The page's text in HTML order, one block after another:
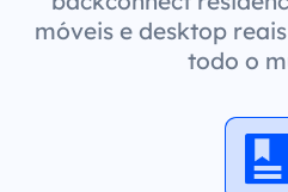
móveis e desktop
todo o